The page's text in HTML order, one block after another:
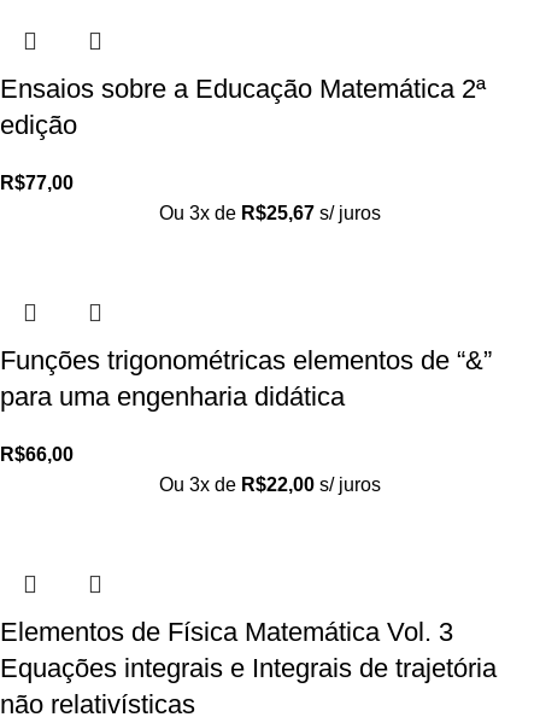
Ensaios sobre a Educação Matemática 2ª
edição
R$77,00
Ou 3x de R$25,67 s/ juros
Funções trigonométricas elementos de “&”
para uma engenharia didática
R$66,00
Ou 3x de R$22,00 s/ juros
Elementos de Física Matemática Vol. 3
Equações integrais e Integrais de trajetória
não relativísticas